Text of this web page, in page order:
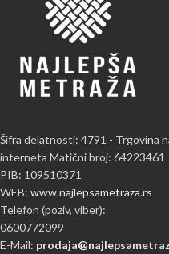
Šifra delatnosti: 4791 - Trgovina
interneta Matični broj: 64223461
PIB: 109510371
WEB: www.najlepsametraza.rs
Telefon (poziv, viber):
0600772099
E-Mail: